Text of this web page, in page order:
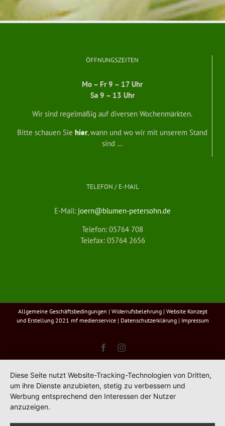
ÖFFNUNGSZEITEN
Mo – Fr 9 – 17 Uhr
Sa 9 – 13 Uhr
Wir sind regelmäßig auf diversen Wochenmärkten.
Bitte schauen Sie hier, wann und wo wir mit unserem Stand
sind …
TELEFON / E-MAIL
E-Mail: joern@blumen-petersohn.de
Telefon: 05764 708
Telefax: 05764 2656
Allgemeine Geschäftsbedingungen | Widerrufsbelehrung| Website Konzept
und Erstellung 2021 mf medienservice| Datenschutzerklärung| Impressum
FacebookInstagram
Diese Seite nutzt Website-Tracking-Technologien von Dritten,
um ihre Dienste anzubieten, stetig zu verbessern und
Werbung entsprechend den Interessen der Nutzer
anzuzeigen.